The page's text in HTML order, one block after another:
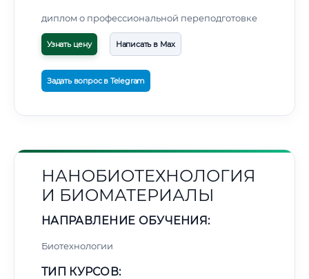
диплом о профессиональной переподготовке
Узнать цену Написать в Max
Задать вопрос в Telegram
НАНОБИОТЕХНОЛОГИЯ
И БИОМАТЕРИАЛЫ
НАПРАВЛЕНИЕ ОБУЧЕНИЯ:
Биотехнологии
ТИП КУРСОВ: